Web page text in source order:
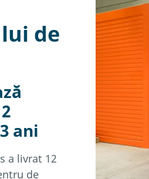
de
ani
a livrat 12
de